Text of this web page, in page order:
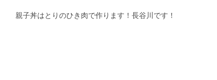
親子丼はとりのひき肉で作ります！長谷川です！